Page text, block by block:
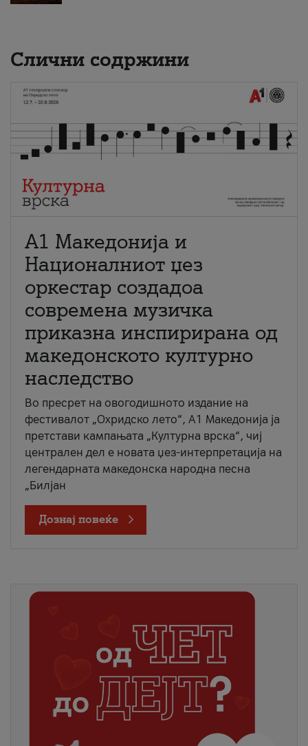
Слични содржини
А1 Македонија и
Националниот џез
оркестар создадоа
современа музичка
приказна инспирирана од
македонското културно
наследство
Во пресрет на овогодишното издание на
фестивалот „Охридско лето“, А1 Македонија ја
претстави кампањата „Културна врска“, чиј
централен дел е новата џез-интерпретација на
легендарната македонска народна песна
„Билјан
Дознај повеќе